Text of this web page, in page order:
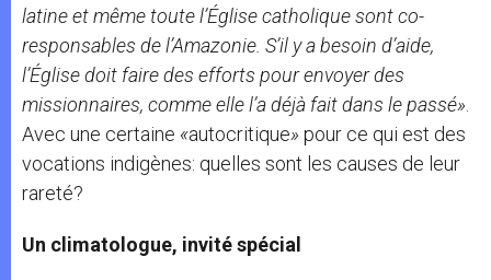
latine et même toute l’Église catholique sont co-
responsables de l’Amazonie. S’il y a besoin d’aide,
l’Église doit faire des efforts pour envoyer des
missionnaires, comme elle l’a déjà fait dans le passé».
Avec une certaine «autocritique» pour ce qui est des
vocations indigènes: quelles sont les causes de leur
rareté?
Un climatologue, invité spécial